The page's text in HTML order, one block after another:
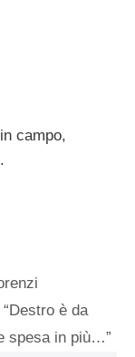
campo,
è da
spesa in più…”